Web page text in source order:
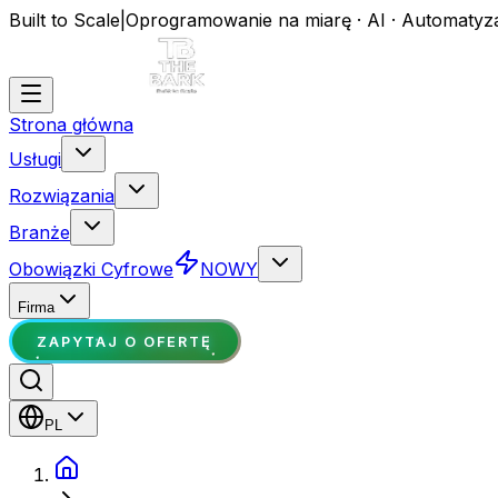
Built to Scale Oprogramowanie na miarę · AI ·
Strona główna
Usługi
Rozwiązania
Branże
Obowiązki Cyfrowe
NOWY
Firma
ZAPYTAJ O OFERTĘ
PL